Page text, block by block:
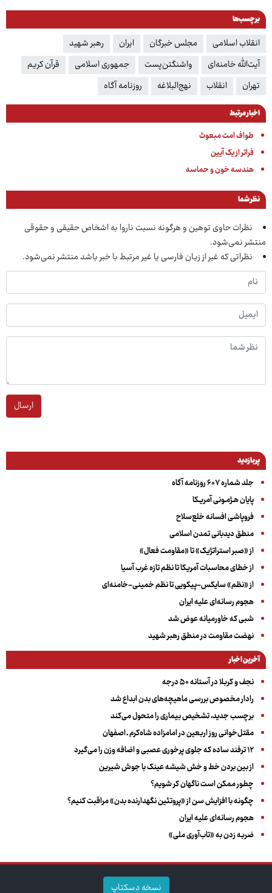
برچسب‌ها
انقلاب اسلامی مجلس خبرگان ایران
رهبر شهید
آیت‌الله خامنه‌ای
واشنگتن‌پست جمهوری اسلامی
قرآن کریم
تهران
انقلاب نهج‌البلاغه روزنامه آگاه
اخبار مرتبط
طواف امت مبعوث
فراتر از یک آیین
هندسه خون و حماسه
نظر شما
نظرات حاوی توهین و هرگونه نسبت ناروا به اشخاص حقیقی و حقوقی
منتشر نمی‌شود.
نظراتی که غیر از زبان فارسی یا غیر مرتبط با خبر باشد منتشر نمی‌شود.
ارسال
پربازدید
جلد شماره ۶۰۷ روزنامه آگاه
پایان هـژمـونی آمریـکا
فروپاشی افسانه خلع‌سلاح
منطق دیدبانی تمدن اسلامی
از «صبر استراتژیک» تا «مقاومت فعال»
از خطای محاسبات آمریکا تا نظم تازه غرب آسیا
از «نظم» سایکس-پیکویی تا نظم خمینی-خامنه‌ای
هجوم رسانه‌ای علیه ایران
شبی که خاورمیانه عوض شد
نهضت مقاومت در منطق رهبر شهید
آخرین اخبار
نجف و کربلا در آستانه ۵۰ درجه
رادار مخصوص بررسی ماهیچه‌های بدن ابداع شد
برچسب جدید، تشخیص بیماری را متحول می‌کند
مقتل‌خوانی روز اربعین در امامزاده شاه‌کرم ـ اصفهان
۱۲ ترفند ساده که جلوی پرخوری عصبی و اضافه ‌وزن را می‌گیرد
از بین بردن خط و خش شیشه عینک با جوش شیرین
چطور ممکن است ناگهان کر شویم؟
چگونه با افزایش سن از «پروتئین نگهدارنده بدن» مراقبت کنیم؟
هجوم رسانه‌ای علیه ایران
ضربه زدن به «تاب‌آوری ملی»
نسخه دسکتاپ